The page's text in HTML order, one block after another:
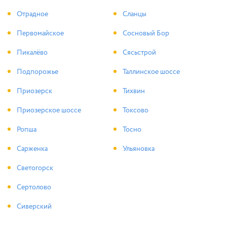
Отрадное
Первомайское
Пикалёво
Подпорожье
Приозерск
Приозерское шоссе
Ропша
Сарженка
Светогорск
Сертолово
Сиверский
Сланцы
Сосновый Бор
Сясьстрой
Таллинское шоссе
Тихвин
Токсово
Тосно
Ульяновка